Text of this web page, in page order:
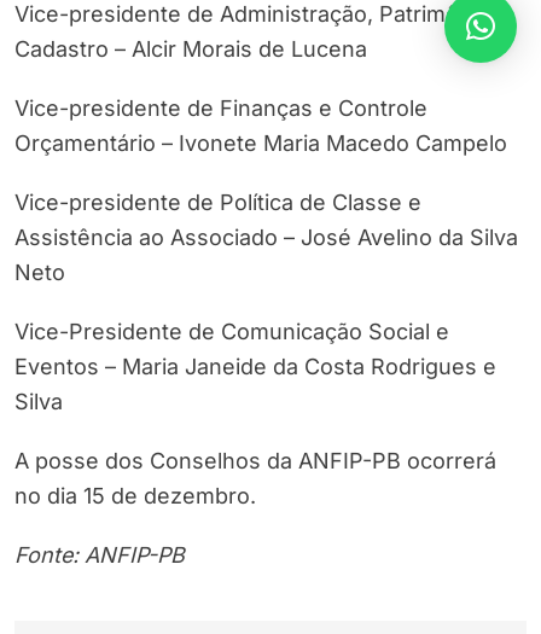
Vice-presidente de Administração, Patrimônio e
Cadastro – Alcir Morais de Lucena
Vice-presidente de Finanças e Controle
Orçamentário – Ivonete Maria Macedo Campelo
Vice-presidente de Política de Classe e
Assistência ao Associado – José Avelino da Silva
Neto
Vice-Presidente de Comunicação Social e
Eventos – Maria Janeide da Costa Rodrigues e
Silva
A posse dos Conselhos da ANFIP-PB ocorrerá
no dia 15 de dezembro.
Fonte: ANFIP-PB